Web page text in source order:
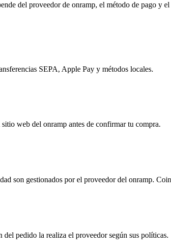
del proveedor de onramp, el método de pago y
SEPA, Apple Pay y métodos locales.
web del onramp antes de confirmar tu compra.
son gestionados por el proveedor del onramp.
pedido la realiza el proveedor según sus políticas.